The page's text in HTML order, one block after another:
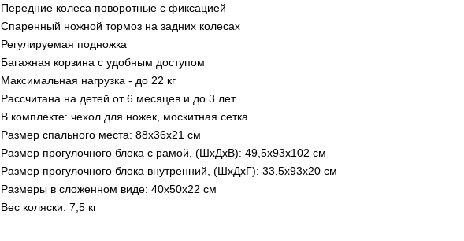
Передние колеса поворотные с фиксацией
Спаренный ножной тормоз на задних колесах
Регулируемая подножка
Багажная корзина с удобным доступом
Максимальная нагрузка - до 22 кг
Рассчитана на детей от 6 месяцев и до 3 лет
В комплекте: чехол для ножек, москитная сетка
Размер спального места: 88x36х21 см
Размер прогулочного блока с рамой, (ШхДхВ): 49,5х93х102 см
Размер прогулочного блока внутренний, (ШхДхГ): 33,5х93х20 см
Размеры в сложенном виде: 40х50х22 см
Вес коляски: 7,5 кг